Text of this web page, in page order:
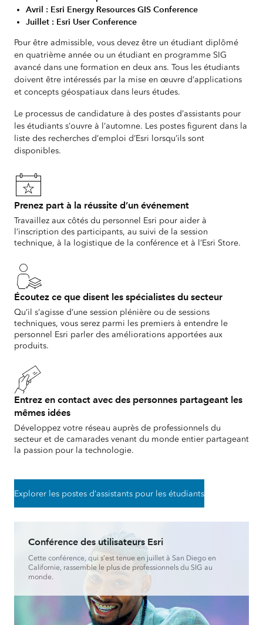
Avril : Esri Energy Resources GIS Conference
Juillet : Esri User Conference
Pour être admissible, vous devez être un étudiant diplômé
en quatrième année ou un étudiant en programme SIG
avancé dans une formation en deux ans. Tous les étudiants
doivent être intéressés par la mise en œuvre d’applications
et concepts géospatiaux dans leurs études.
Le processus de candidature à des postes d’assistants pour
les étudiants s’ouvre à l’automne. Les postes figurent dans la
liste des recherches d’emploi d’Esri lorsqu’ils sont
disponibles.
Prenez part à la réussite d’un événement
Travaillez aux côtés du personnel Esri pour aider à
l’inscription des participants, au suivi de la session
technique, à la logistique de la conférence et à l’Esri Store.
Écoutez ce que disent les spécialistes du secteur
Qu’il s’agisse d’une session plénière ou de sessions
techniques, vous serez parmi les premiers à entendre le
personnel Esri parler des améliorations apportées aux
produits.
Entrez en contact avec des personnes partageant les
mêmes idées
Développez votre réseau auprès de professionnels du
secteur et de camarades venant du monde entier partageant
la passion pour la technologie.
Explorer les postes d’assistants pour les étudiants
Conférence des utilisateurs Esri
Cette conférence, qui s’est tenue en juillet à San Diego en
Californie, rassemble le plus de professionnels du SIG au
monde.